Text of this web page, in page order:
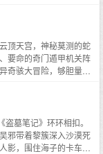
谜题却无动于衷，他
当吴邪不再天真，他
他还会是从前的自己
平静下来，而是带着一
反击……
顶天宫，神秘莫测的蛇
要命的奇门遁甲机关阵
骇大冒险，够胆量就
盗墓笔记》环环相扣。
邪带着黎簇深入沙漠死
，围住海子的卡车，